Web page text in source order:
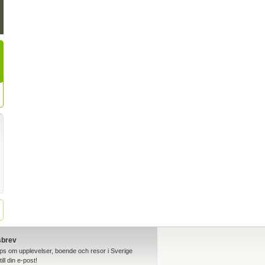
om upplevelser, boende och resor i Sverige
din e-post!